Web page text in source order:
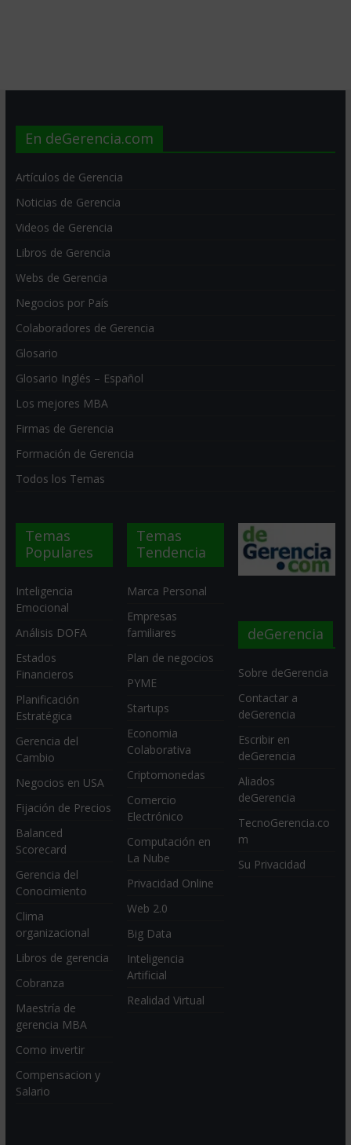
En deGerencia.com
Artículos de Gerencia
Noticias de Gerencia
Videos de Gerencia
Libros de Gerencia
Webs de Gerencia
Negocios por País
Colaboradores de Gerencia
Glosario
Glosario Inglés – Español
Los mejores MBA
Firmas de Gerencia
Formación de Gerencia
Todos los Temas
Temas
Populares
Inteligencia
Emocional
Análisis DOFA
Estados
Financieros
Planificación
Estratégica
Gerencia del
Cambio
Negocios en USA
Fijación de Precios
Balanced
Scorecard
Gerencia del
Conocimiento
Clima
organizacional
Libros de gerencia
Cobranza
Maestría de
gerencia MBA
Como invertir
Compensacion y
Salario
Temas
Tendencia
Marca Personal
Empresas
familiares
Plan de negocios
PYME
Startups
Economia
Colaborativa
Criptomonedas
Comercio
Electrónico
Computación en
La Nube
Privacidad Online
Web 2.0
Big Data
Inteligencia
Artificial
Realidad Virtual
deGerencia
Sobre deGerencia
Contactar a
deGerencia
Escribir en
deGerencia
Aliados
deGerencia
TecnoGerencia.co
m
Su Privacidad